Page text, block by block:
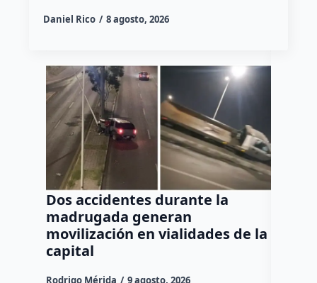
Daniel Rico 8 agosto, 2026
Dos accidentes durante la
madrugada generan
movilización en vialidades de la
capital
Rodrigo Mérida 9 agosto, 2026